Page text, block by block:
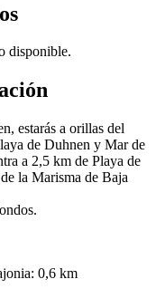
disponible.
estarás a orillas del
de Duhnen y Mar de
a 2,5 km de Playa de
la Marisma de Baja
0,6 km